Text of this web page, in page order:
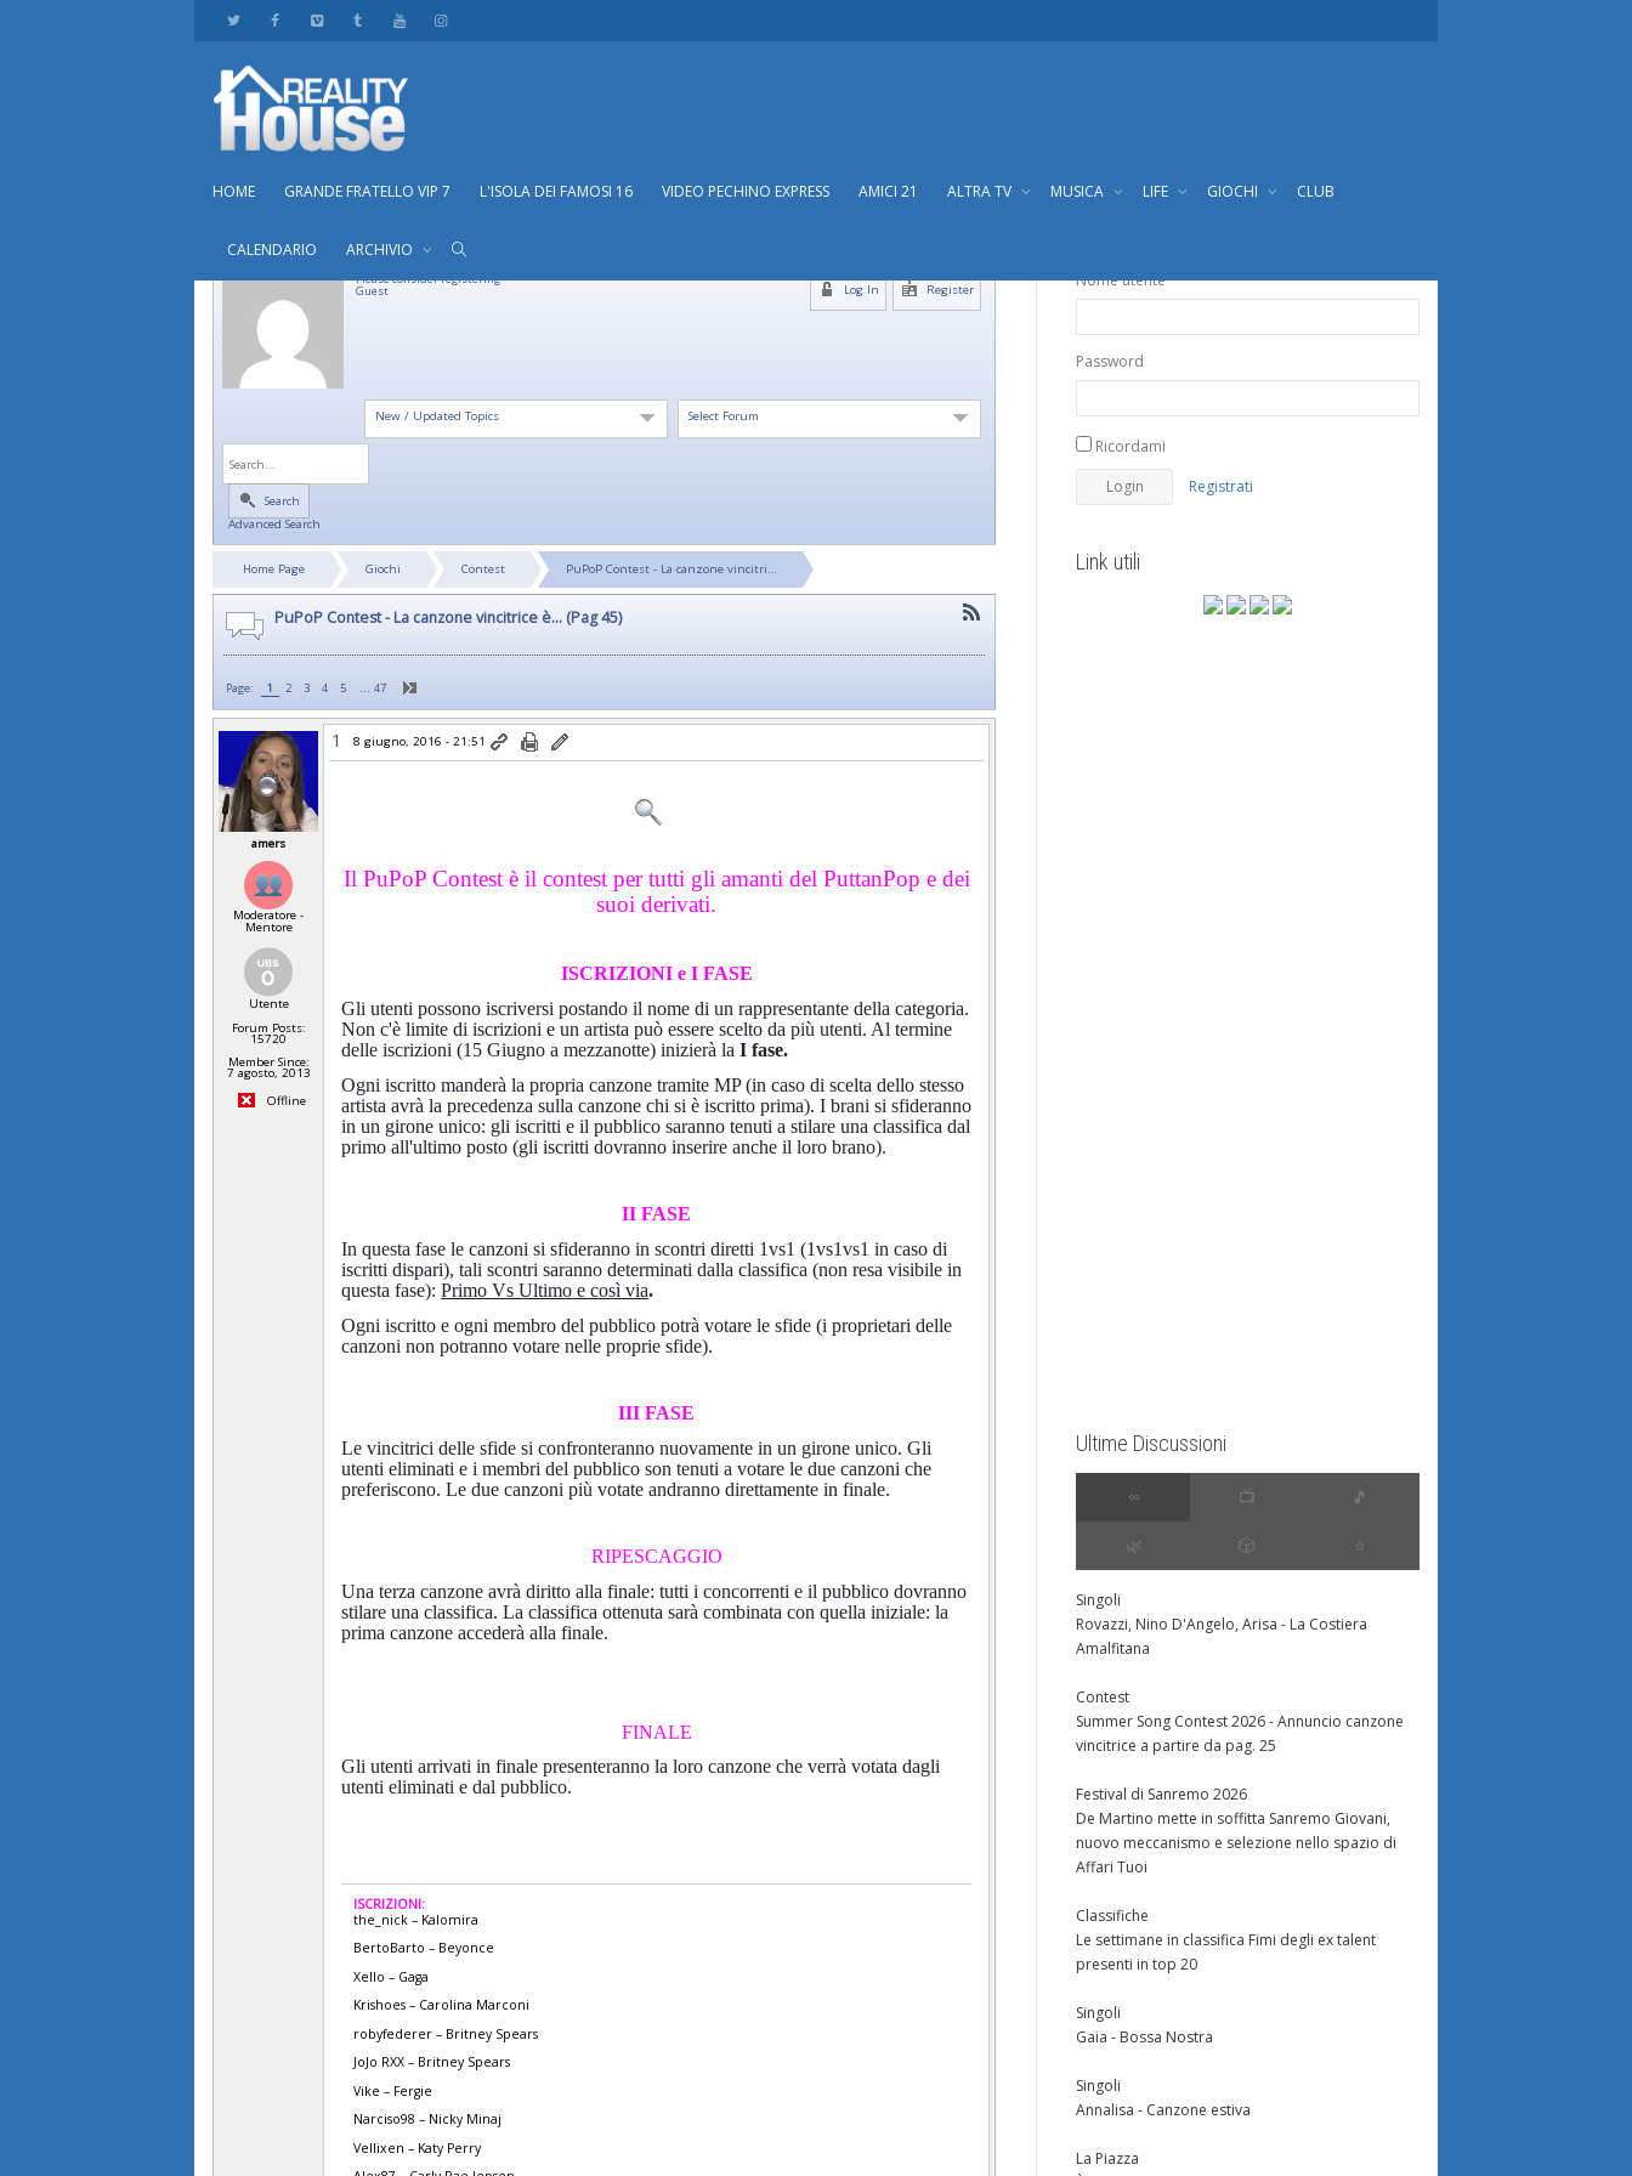
HOME GRANDE FRATELLO VIP 7 L'ISOLA DEI FAMOSI 16 VIDEO PECHINO EXPRESS AMICI 21 ALTRA TV MUSICA LIFE GIOCHI CLUB
CALENDARIO ARCHIVIO
Please consider registering
Guest Register
Log In
Select Forum
New / Updated Topics
Search
Advanced Search
Home Page Giochi Contest PuPoP Contest - La canzone vincitri…
PuPoP Contest - La canzone vincitrice è... (Pag 45)
Page: 1 2 3 4 5 … 47
amers
Moderatore -
Mentore
Utente
Forum Posts:
15720
Member Since:
7 agosto, 2013
Offline
1 8 giugno, 2016 - 21:51
Il PuPoP Contest è il contest per tutti gli amanti del PuttanPop e dei
suoi derivati.
ISCRIZIONI e I FASE
Gli utenti possono iscriversi postando il nome di un rappresentante della categoria.
Non c'è limite di iscrizioni e un artista può essere scelto dapiùutenti. Al termine
delle iscrizioni (15 Giugno a mezzanotte) inizierà la I fase.
Ogni iscritto manderà la propria canzone tramite MP (in caso di scelta dello stesso
artista avrà la precedenza sulla canzone chi si è iscritto prima). I brani si sfideranno
in un girone unico: gli iscritti e il pubblico saranno tenuti a stilare una classifica dal
primo all'ultimo posto (gli iscritti dovranno inserire anche il loro brano).
II FASE
In questa fase le canzoni si sfideranno in scontri diretti 1vs1 (1vs1vs1 in caso di
iscritti dispari), tali scontri saranno determinati dalla classifica (non resa visibile in
questa fase): Primo Vs Ultimo e così via.
Ogni iscritto e ogni membro del pubblico potrà votare le sfide (i proprietari delle
canzoni non potranno votare nelle proprie sfide).
III FASE
Le vincitrici delle sfide si confronteranno nuovamente in un girone unico. Gli
utenti eliminati e i membri del pubblico son tenuti a votare le due canzoni che
preferiscono. Le due canzonipiù votate andranno direttamente in finale.
RIPESCAGGIO
Una terza canzone avrà diritto alla finale: tutti i concorrenti e il pubblico dovranno
stilare una classifica. La classifica ottenuta sarà combinata con quella iniziale: la
prima canzone accederà alla finale.
FINALE
Gli utenti arrivati in finale presenteranno la loro canzone che verrà votata dagli
utenti eliminati e dal pubblico.
ISCRIZIONI:
the_nick – Kalomira
BertoBarto – Beyonce
Xello – Gaga
Krishoes – Carolina Marconi
robyfederer – Britney Spears
JoJo RXX – Britney Spears
Vike – Fergie
Narciso98 – Nicky Minaj
Vellixen – Katy Perry
Nome utente
Password
Ricordami
Registrati
Link utili
Ultime Discussioni
∞ 📺 🎵
🌿 🎲 ⭐️
Singoli
Rovazzi, Nino D'Angelo, Arisa - La Costiera
Amalfitana
Contest
Summer Song Contest 2026 - Annuncio canzone
vincitrice a partire da pag. 25
Festival di Sanremo 2026
De Martino mette in soffitta Sanremo Giovani,
nuovo meccanismo e selezione nello spazio di
Affari Tuoi
Classifiche
Le settimane in classifica Fimi degli ex talent
presenti in top 20
Singoli
Gaia - Bossa Nostra
Singoli
Annalisa - Canzone estiva
La Piazza